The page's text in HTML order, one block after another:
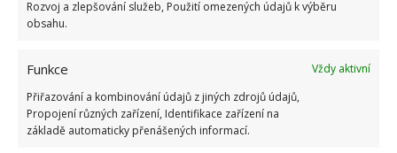
Rozvoj a zlepšování služeb, Použití omezených údajů k výběru
obsahu.
Funkce
Vždy aktivní
Přiřazování a kombinování údajů z jiných zdrojů údajů,
Propojení různých zařízení, Identifikace zařízení na
základě automaticky přenášených informací.
netradičního bydlení to jasně potvrzuje.